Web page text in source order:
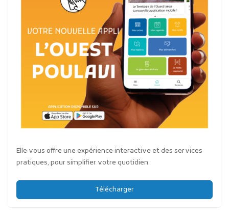
Elle vous offre une expérience interactive et des services
pratiques, pour simplifier votre quotidien.
Télécharger